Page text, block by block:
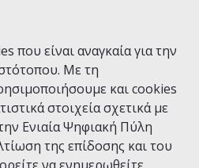
που είναι αναγκαία για την
Με τη
και cookies
στοιχεία σχετικά με
Ενιαία Ψηφιακή Πύλη
της επίδοσης και του
Ψηφιακής